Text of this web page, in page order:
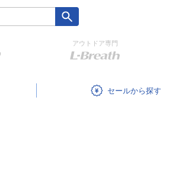
アウトドア専門
セール